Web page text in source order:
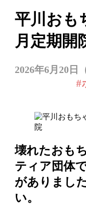
平川おも
月定期開
2026年6月20日
#
壊れたおも
ティア団体
がありまし
い。